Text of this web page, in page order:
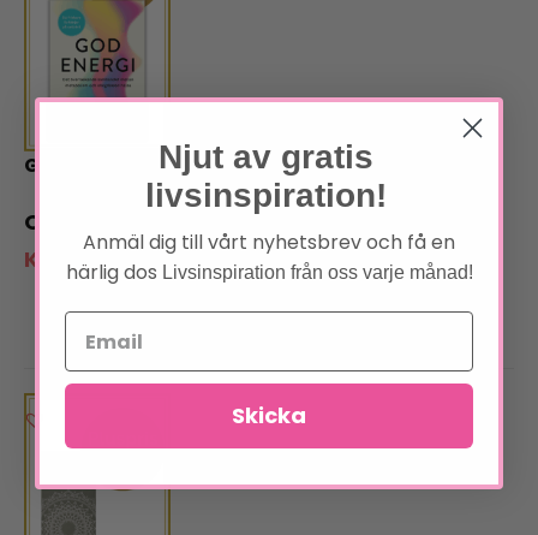
God energi
Klubbpris: 264kr
Njut av gratis
livsinspiration!
Anmäl dig till vårt nyhetsbrev och få en
härlig dos Livsinspiration från oss varje månad!
Skicka